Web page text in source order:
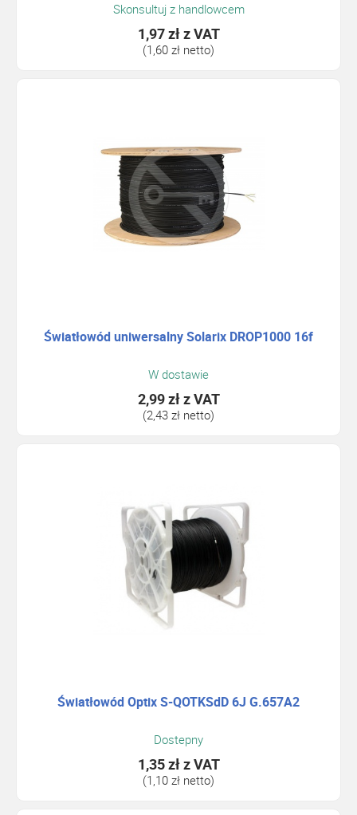
Skonsultuj z handlowcem
1,97 złz VAT
(1,60 zł netto)
Światłowód uniwersalny Solarix DROP1000 16f
W dostawie
2,99 złz VAT
(2,43 zł netto)
Światłowód Optix S-QOTKSdD 6J G.657A2
Dostepny
1,35 złz VAT
(1,10 zł netto)